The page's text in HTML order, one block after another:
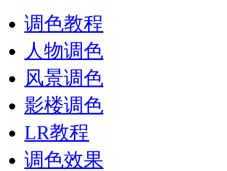
调色教程
人物调色
风景调色
影楼调色
LR教程
调色效果